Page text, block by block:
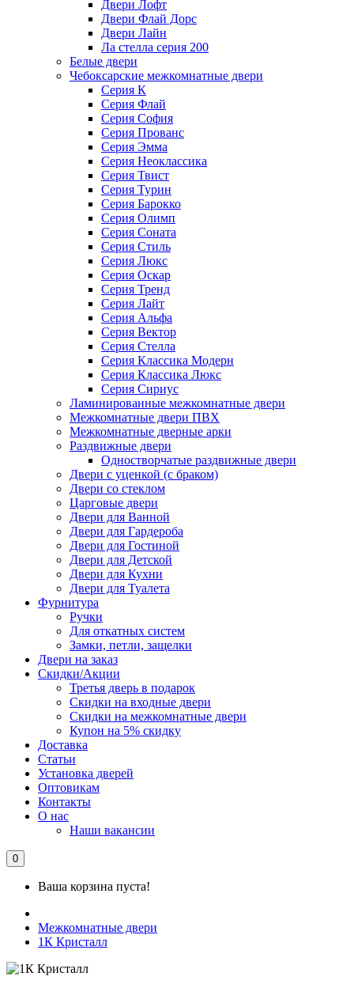
Двери Лофт
Двери Флай Дорс
Двери Лайн
Ла стелла серия 200
Белые двери
Чебоксарские межкомнатные двери
Серия К
Серия Флай
Серия София
Серия Прованс
Серия Эмма
Серия Неоклассика
Серия Твист
Серия Турин
Серия Барокко
Серия Олимп
Серия Соната
Серия Стиль
Серия Люкс
Серия Оскар
Серия Тренд
Серия Лайт
Серия Альфа
Серия Вектор
Серия Стелла
Серия Классика Модерн
Серия Классика Люкс
Серия Сириус
Ламинированные межкомнатные двери
Межкомнатные двери ПВХ
Межкомнатные дверные арки
Раздвижные двери
Одностворчатые раздвижные двери
Двери с уценкой (с браком)
Двери со стеклом
Царговые двери
Двери для Ванной
Двери для Гардероба
Двери для Гостиной
Двери для Детской
Двери для Кухни
Двери для Туалета
Фурнитура
Ручки
Для откатных систем
Замки, петли, защелки
Двери на заказ
Скидки/Акции
Третья дверь в подарок
Скидки на входные двери
Скидки на межкомнатные двери
Купон на 5% скидку
Доставка
Статьи
Установка дверей
Оптовикам
Контакты
О нас
Наши вакансии
0
Ваша корзина пуста!
Межкомнатные двери
1К Кристалл